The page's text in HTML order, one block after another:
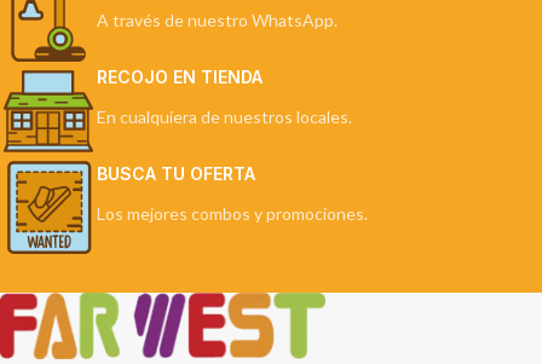
A través de nuestro WhatsApp.
RECOJO EN TIENDA
En cualquiera de nuestros locales.
BUSCA TU OFERTA
Los mejores combos y promociones.